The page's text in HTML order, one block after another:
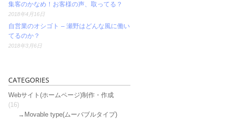
集客のかなめ！お客様の声、取ってる？
2018年4月16日
自営業のオシゴト – 瀬野はどんな風に働い
てるのか？
2018年3月6日
CATEGORIES
Webサイト(ホームページ)制作・作成
(16)
Movable type(ムーバブルタイプ)